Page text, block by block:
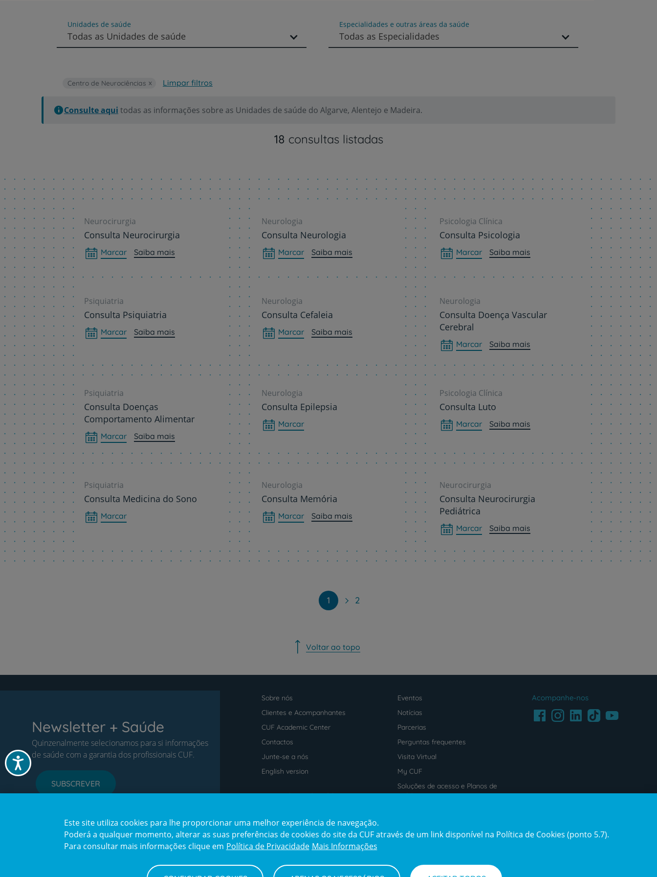
Acessibilidade
Prevenção e bem-estar
Grandes Áreas da Saúde
Serviços CUF
Plano +CUF
My CUF
Clientes e acompanhantes
CUF Academic Center
Para profissionais
Sobre nós
Contacte-nos
Unidades de saúde
Todas as Unidades de saúde
Especialidades e outras áreas da saúde
Todas as Especialidades
Centro de Neurociências Limpar filtros
Consulte aqui todas as informações sobre as Unidades de saúde do Algarve, Alentejo e Madeira.
18 consultas listadas
Neurocirurgia
Consulta Neurocirurgia
Marcar Saiba mais
Neurologia
Consulta Neurologia
Marcar Saiba mais
Psicologia Clínica
Consulta Psicologia
Marcar Saiba mais
Psiquiatria
Consulta Psiquiatria
Marcar Saiba mais
Neurologia
Consulta Cefaleia
Marcar Saiba mais
Neurologia
Consulta Doença Vascular
Cerebral
Marcar Saiba mais
Psiquiatria
Consulta Doenças
Comportamento Alimentar
Marcar Saiba mais
Neurologia
Consulta Epilepsia
Marcar
Psicologia Clínica
Consulta Luto
Marcar Saiba mais
Psiquiatria
Consulta Medicina do Sono
Marcar
Neurologia
Consulta Memória
Marcar Saiba mais
Neurocirurgia
Consulta Neurocirurgia
Pediátrica
Marcar Saiba mais
1 2
Voltar ao topo
Newsletter + Saúde
Quinzenalmente selecionamos para si informações
de saúde com a garantia dos profissionais CUF.
SUBSCREVER
footer
Sobre nós
Eventos
Clientes e Acompanhantes
Notícias
CUF Academic Center
Parcerias
Contactos
Perguntas frequentes
Junte-se a nós
Visita Virtual
English version
My CUF
Intermediação de Crédito
Soluções de acesso e Planos de
saúde
Acompanhe-nos
FacebookInstagramLinkedInTikTokYoutube
Prémios
award4
Certificações
Reclamações e Elogios
Este site utiliza cookies para lhe proporcionar uma melhor experiência de navegação.
Poderá a qualquer momento, alterar as suas preferências de cookies do site da CUF através de um link disponível na Política de Cookies (ponto 5.7).
Para consultar mais informações clique em Política de Privacidade Mais Informações